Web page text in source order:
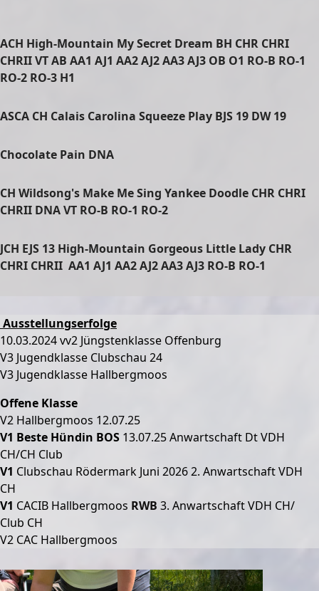
ACH High-Mountain My Secret Dream BH CHR CHRI
CHRII VT AB AA1 AJ1 AA2 AJ2 AA3 AJ3 OB O1 RO-B RO-1
RO-2 RO-3 H1
ASCA CH Calais Carolina Squeeze Play BJS 19 DW 19
Chocolate Pain DNA
CH Wildsong's Make Me Sing Yankee Doodle CHR CHRI
CHRII DNA VT RO-B RO-1 RO-2
JCH EJS 13 High-Mountain Gorgeous Little Lady CHR
CHRI CHRII AA1 AJ1 AA2 AJ2 AA3 AJ3 RO-B RO-1
Ausstellungserfolge
10.03.2024 vv2 Jüngstenklasse Offenburg
V3 Jugendklasse Clubschau 24
V3 Jugendklasse Hallbergmoos
Offene Klasse
V2 Hallbergmoos 12.07.25
V1 Beste Hündin BOS 13.07.25 Anwartschaft Dt VDH
CH/CH Club
V1 Clubschau Rödermark Juni 2026 2. Anwartschaft VDH
CH
V1 CACIB Hallbergmoos RWB 3. Anwartschaft VDH CH/
Club CH
V2 CAC Hallbergmoos